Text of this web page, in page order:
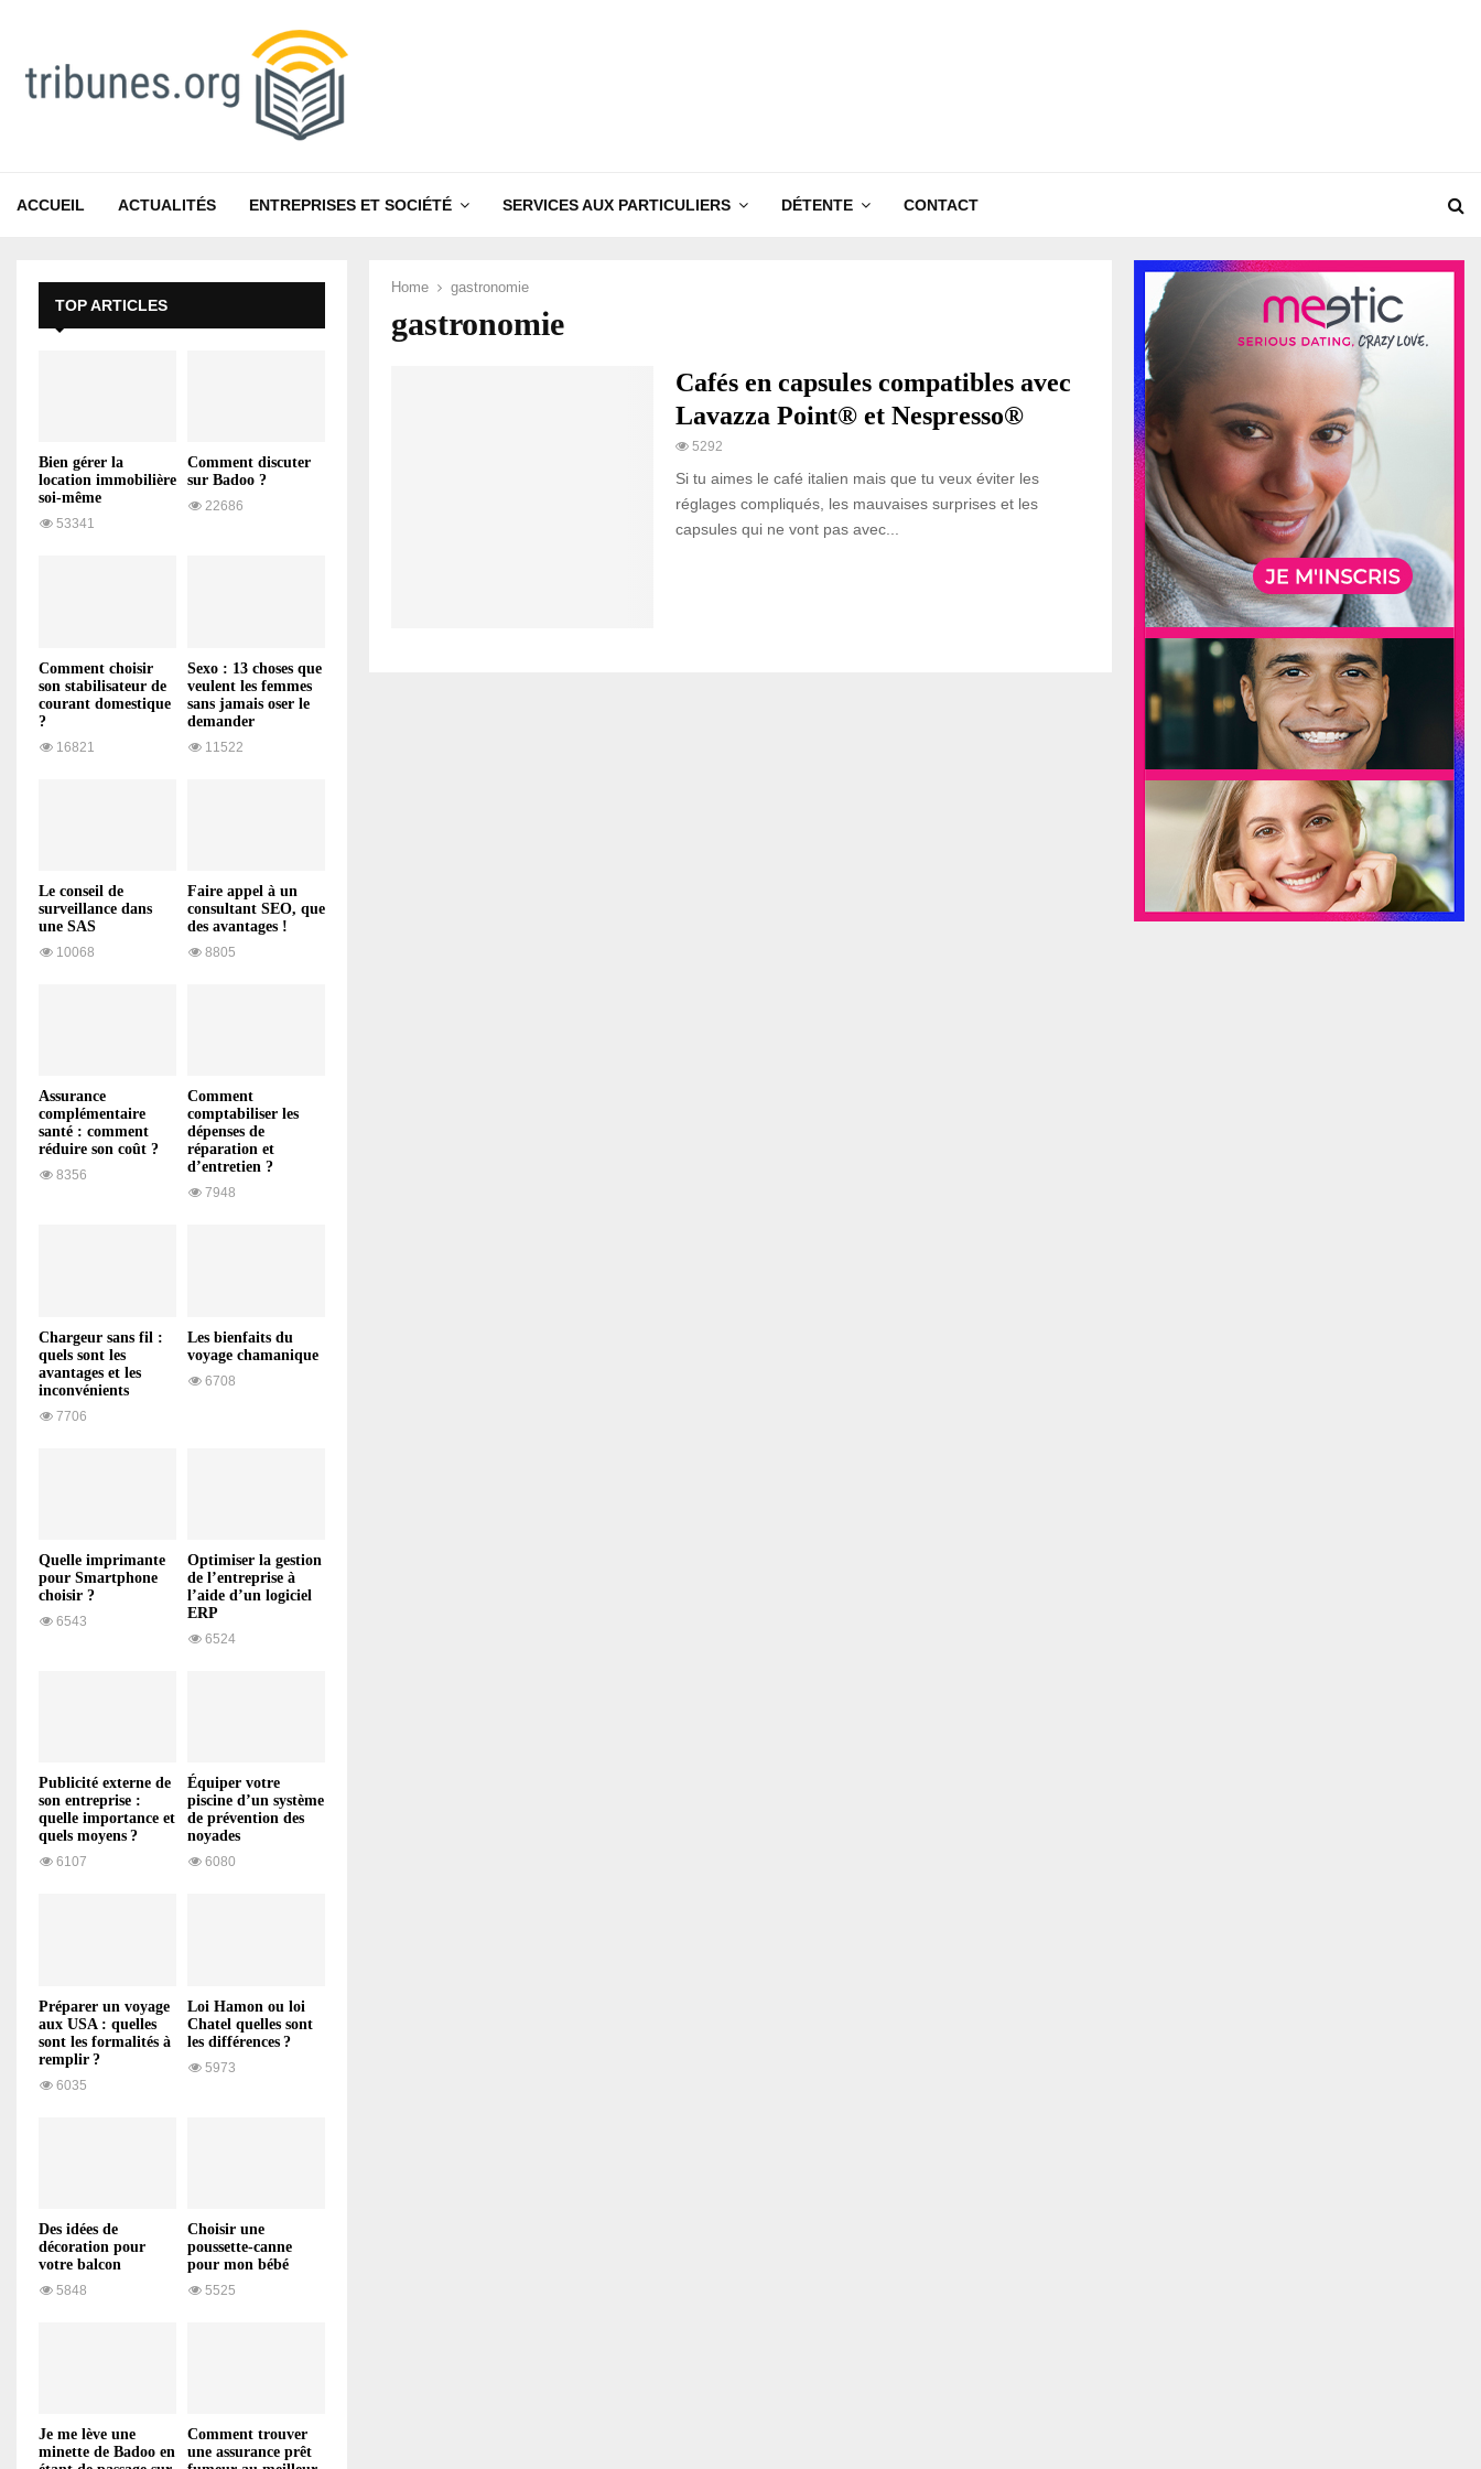
ACCUEIL ACTUALITÉS ENTREPRISES ET SOCIÉTÉ SERVICES AUX PARTICULIERS DÉTENTE CONTACT
Home gastronomie
gastronomie
Cafés en capsules compatibles avec
Lavazza Point® et Nespresso®
5292
Si tu aimes le café italien mais que tu veux éviter les
réglages compliqués, les mauvaises surprises et les
capsules qui ne vont pas avec...
TOP ARTICLES
Bien gérer la
location immobilière
soi-même
53341
Comment discuter
sur Badoo ?
22686
Comment choisir
son stabilisateur de
courant domestique
?
16821
Sexo : 13 choses que
veulent les femmes
sans jamais oser le
demander
11522
Le conseil de
surveillance dans
une SAS
10068
Faire appel à un
consultant SEO, que
des avantages !
8805
Assurance
complémentaire
santé : comment
réduire son coût ?
8356
Comment
comptabiliser les
dépenses de
réparation et
d’entretien ?
7948
Chargeur sans fil :
quels sont les
avantages et les
inconvénients
7706
Les bienfaits du
voyage chamanique
6708
Quelle imprimante
pour Smartphone
choisir ?
6543
Optimiser la gestion
de l’entreprise à
l’aide d’un logiciel
ERP
6524
Publicité externe de
son entreprise :
quelle importance et
quels moyens ?
6107
Équiper votre
piscine d’un système
de prévention des
noyades
6080
Préparer un voyage
aux USA : quelles
sont les formalités à
remplir ?
6035
Loi Hamon ou loi
Chatel quelles sont
les différences ?
5973
Des idées de
décoration pour
votre balcon
5848
Choisir une
poussette-canne
pour mon bébé
5525
Je me lève une
minette de Badoo en
Comment trouver
une assurance prêt